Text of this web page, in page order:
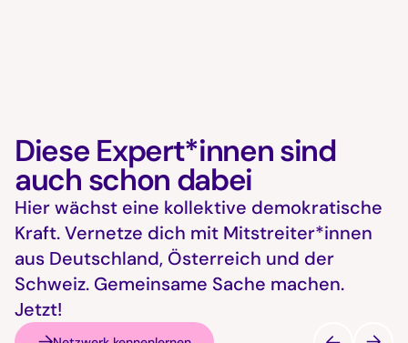
Diese Expert*innen sind
auch schon dabei
Hier wächst eine kollektive demokratische
Kraft. Vernetze dich mit Mitstreiter*innen
aus Deutschland, Österreich und der
Schweiz. Gemeinsame Sache machen.
Jetzt!